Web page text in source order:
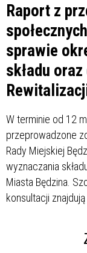
Raport z
sprawie
składu
W terminie od 12
przeprowadzone
Rady Miejskiej
wyznaczania
Miasta Będzina.
konsultacji